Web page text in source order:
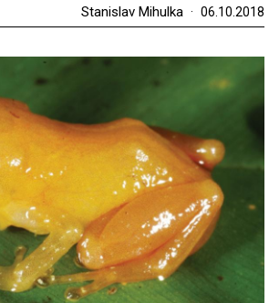
Stanislav Mihulka 06.10.2018